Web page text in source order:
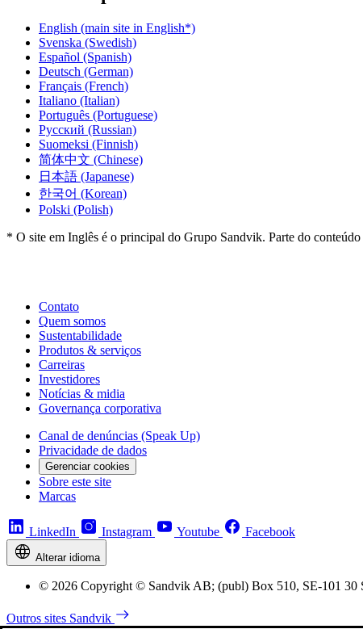
English (main site in English*)
Svenska (Swedish)
Español (Spanish)
Deutsch (German)
Français (French)
Italiano (Italian)
Português (Portuguese)
Русский (Russian)
Suomeksi (Finnish)
简体中文 (Chinese)
日本語 (Japanese)
한국어 (Korean)
Polski (Polish)
* O site em Inglês é o principal do Grupo Sandvik. Parte do
Contato
Quem somos
Sustentabilidade
Produtos & serviços
Carreiras
Investidores
Notícias & midia
Governança corporativa
Canal de denúncias (Speak Up)
Privacidade de dados
Gerenciar cookies
Sobre este site
Marcas
LinkedIn Instagram Youtube Facebook
Alterar idioma
© 2026 Copyright © Sandvik AB; (publ) Box 510, SE-101 30
Outros sites Sandvik